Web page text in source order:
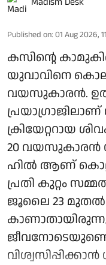
Published on: 01 Aug 2026,
കസിന്റെ
യുവാവിനെ
വയസുകാരൻ.
ക്രിയേറ്ററായ
20 വയസുകാരൻ
ഹിൽ ആണ്
പ്രതി കുറ്റം
ജൂലൈ 23 മുതൽ